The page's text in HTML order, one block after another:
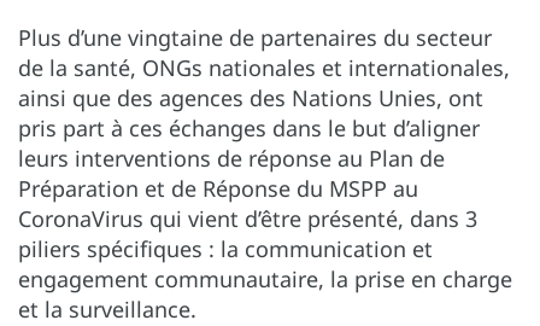
Plus d’une vingtaine de partenaires du secteur
de la santé, ONGs nationales et internationales,
ainsi que des agences des Nations Unies, ont
pris part à ces échanges dans le but d’aligner
leurs interventions de réponse au Plan de
Préparation et de Réponse du MSPP au
CoronaVirus qui vient d’être présenté, dans 3
piliers spécifiques : la communication et
engagement communautaire, la prise en charge
et la surveillance.